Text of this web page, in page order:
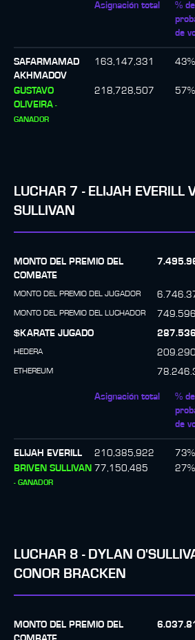
Asignación total
% de
de
SAFARMAMAD
AKHMADOV
163,147,331 43%
GUSTAVO
OLIVEIRA -
GANADOR
218,728,507 57%
LUCHAR 7 - ELIJAH EVERILL
SULLIVAN
MONTO DEL PREMIO DEL
COMBATE
MONTO DEL PREMIO DEL JUGADOR
MONTO DEL PREMIO DEL LUCHADOR
749.596
$KARATE JUGADO
HEDERA
ETHEREUM
Asignación total
% de
de
ELIJAH EVERILL 210,385,922 73%
BRIVEN SULLIVAN
- GANADOR
77,150,485 27%
LUCHAR 8 - DYLAN
CONOR BRACKEN
MONTO DEL PREMIO DEL